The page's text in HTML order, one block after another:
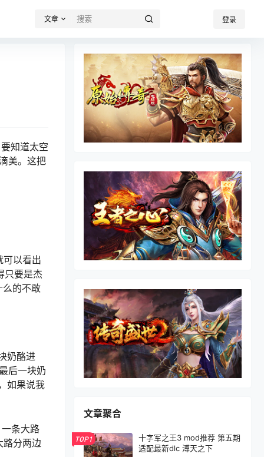
文章 登录
知道太空
美。这把
可以看出
只要是杰
么的不敢
奶酪进
后一块奶
如果说我
条大路
路分两边
文章聚合
TOP1
十字军之王3 mod推荐 第五期
适配最新dlc 溥天之下